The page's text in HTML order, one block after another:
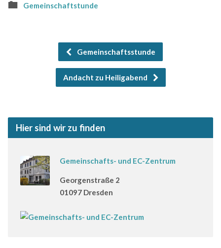
Gemeinschaftstunde
Gemeinschaftsstunde
Andacht zu Heiligabend
Hier sind wir zu finden
Gemeinschafts- und EC-Zentrum
Georgenstraße 2
01097 Dresden